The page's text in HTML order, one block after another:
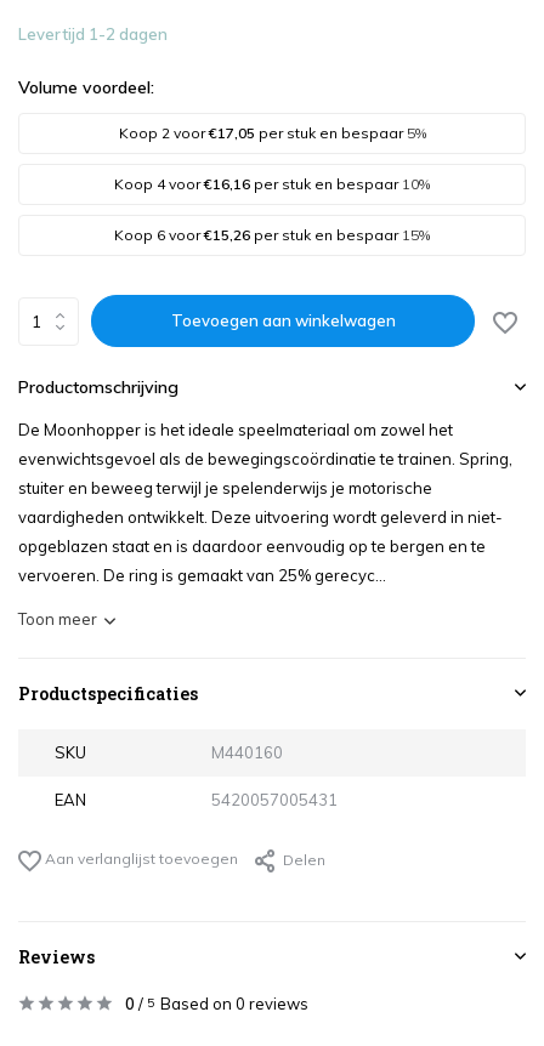
Levertijd 1-2 dagen
Volume voordeel:
Koop 2 voor€17,05 per stuk en bespaar 5%
Koop 4 voor€16,16 per stuk en bespaar 10%
Koop 6 voor€15,26 per stuk en bespaar 15%
Toevoegen aan winkelwagen
Productomschrijving
De Moonhopper is het ideale speelmateriaal om zowel het
evenwichtsgevoel als de bewegingscoördinatie te trainen. Spring,
stuiter en beweeg terwijl je spelenderwijs je motorische
vaardigheden ontwikkelt. Deze uitvoering wordt geleverd in niet-
opgeblazen staat en is daardoor eenvoudig op te bergen en te
vervoeren. De ring is gemaakt van 25% gerecyc...
Toon meer
Productspecificaties
SKU M440160
EAN 5420057005431
Aan verlanglijst toevoegen Delen
Reviews
0 / 5 Based on 0 reviews